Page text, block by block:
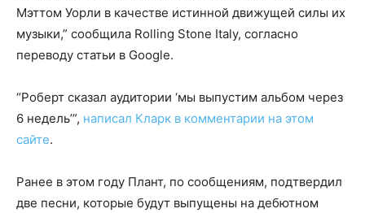
Мэттом Уорли в качестве истинной движущей силы их
музыки,” сообщила Rolling Stone Italy, согласно
переводу статьи в Google.
“Роберт сказал аудитории ‘мы выпустим альбом через
6 недель’”, написал Кларк в комментарии на этом
сайте.
Ранее в этом году Плант, по сообщениям, подтвердил
две песни, которые будут выпущены на дебютном